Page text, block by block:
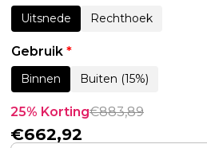
Uitsnede Rechthoek
Gebruik *
Binnen Buiten (15%)
25% Korting€883,89
€662,92